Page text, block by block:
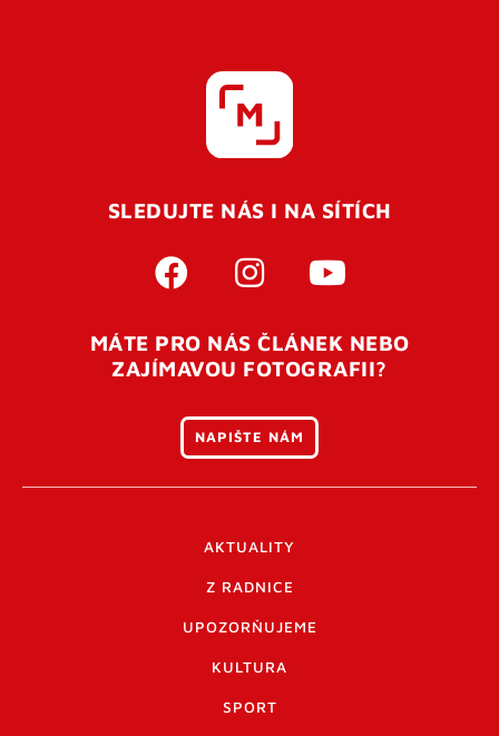
SLEDUJTE NÁS I NA SÍTÍCH
MÁTE PRO NÁS ČLÁNEK NEBO
ZAJÍMAVOU FOTOGRAFII?
NAPIŠTE NÁM
AKTUALITY
Z RADNICE
UPOZORŇUJEME
KULTURA
SPORT